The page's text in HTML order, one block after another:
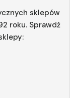
sklepów
roku. Sprawdź